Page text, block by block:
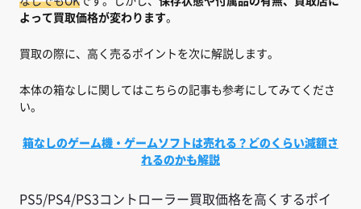
よって買取価格が変わります。
買取の際に、高く売るポイントを次に解説します。
本体の箱なしに関してはこちらの記事も参考にしてみてくださ
い。
箱なしのゲーム機・ゲームソフトは売れる？どのくらい減額さ
れるのかも解説
PS5/PS4/PS3コントローラー買取価格を高くするポイ